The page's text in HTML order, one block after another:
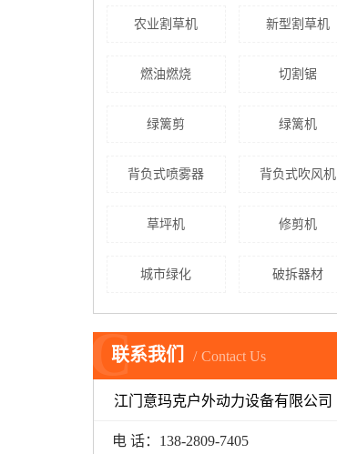
农业割草机 新型割草机
燃油燃烧 切割锯
绿篱剪 绿篱机
背负式喷雾器 背负式吹风机
草坪机 修剪机
城市绿化 破拆器材
联系我们 Contact Us
C
江门意玛克户外动力设备有限公司
电 话：138-2809-7405